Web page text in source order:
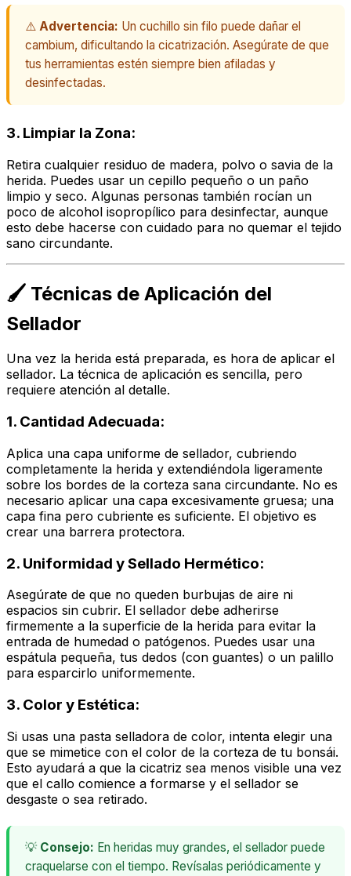
⚠️ Advertencia: Un cuchillo sin filo puede dañar el
cambium, dificultando la cicatrización. Asegúrate de que
tus herramientas estén siempre bien afiladas y
desinfectadas.
3. Limpiar la Zona:
Retira cualquier residuo de madera, polvo o savia de la
herida. Puedes usar un cepillo pequeño o un paño
limpio y seco. Algunas personas también rocían un
poco de alcohol isopropílico para desinfectar, aunque
esto debe hacerse con cuidado para no quemar el tejido
sano circundante.
🖌️ Técnicas de Aplicación del
Sellador
Una vez la herida está preparada, es hora de aplicar el
sellador. La técnica de aplicación es sencilla, pero
requiere atención al detalle.
1. Cantidad Adecuada:
Aplica una capa uniforme de sellador, cubriendo
completamente la herida y extendiéndola ligeramente
sobre los bordes de la corteza sana circundante. No es
necesario aplicar una capa excesivamente gruesa; una
capa fina pero cubriente es suficiente. El objetivo es
crear una barrera protectora.
2. Uniformidad y Sellado Hermético:
Asegúrate de que no queden burbujas de aire ni
espacios sin cubrir. El sellador debe adherirse
firmemente a la superficie de la herida para evitar la
entrada de humedad o patógenos. Puedes usar una
espátula pequeña, tus dedos (con guantes) o un palillo
para esparcirlo uniformemente.
3. Color y Estética:
Si usas una pasta selladora de color, intenta elegir una
que se mimetice con el color de la corteza de tu bonsái.
Esto ayudará a que la cicatriz sea menos visible una vez
que el callo comience a formarse y el sellador se
desgaste o sea retirado.
💡 Consejo: En heridas muy grandes, el sellador puede
craquelarse con el tiempo. Revísalas periódicamente y